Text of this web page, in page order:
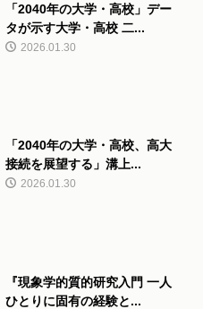
「2040年の大学・高校」デー
タが示す大学・高校 二...
2026.01.30
「2040年の大学・高校、高大
接続を展望する」溝上...
2026.01.30
『現象学的質的研究入門 一人
ひとりに固有の経験と...